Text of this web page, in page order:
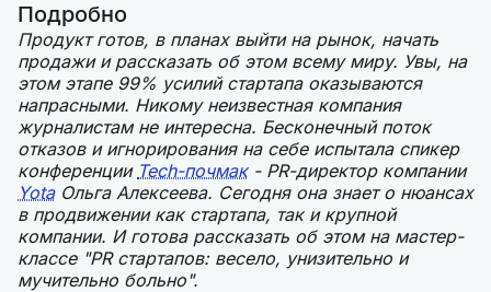
Подробно
Продукт готов, в планах выйти на рынок, начать
продажи и рассказать об этом всему миру. Увы, на
этом этапе 99% усилий стартапа оказываются
напрасными. Никому неизвестная компания
журналистам не интересна. Бесконечный поток
отказов и игнорирования на себе испытала спикер
конференции Tech-почмак- PR-директор компании
YotaОльга Алексеева. Сегодня она знает о нюансах
в продвижении как стартапа, так и крупной
компании. И готова рассказать об этом на мастер-
классе "PR стартапов: весело, унизительно и
мучительно больно".